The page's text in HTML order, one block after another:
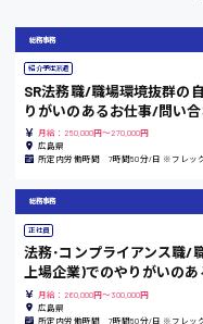
竹原市
熊本県
時給1100円～
時給1300円〜
総務事務
紹介予定派遣
SR法務職/職場環境抜群の
りがいのあるお仕事/問い
月給：250,000円～270,000円
広島県
総務事務
正社員
法務･コンプライアンス職/
上場企業)でのやりがいの
月給：260,000円～300,000円
広島県